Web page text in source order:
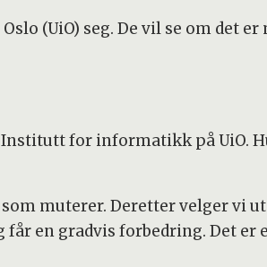
(UiO) seg. De vil se om det
for informatikk på UiO.
muterer. Deretter velger vi ut
får en gradvis forbedring. Det